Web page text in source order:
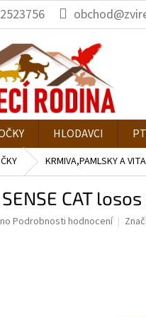
HLODAVCI
KRMIVA,PAMLSKY A
SENSE CAT
Podrobnosti hodnocení